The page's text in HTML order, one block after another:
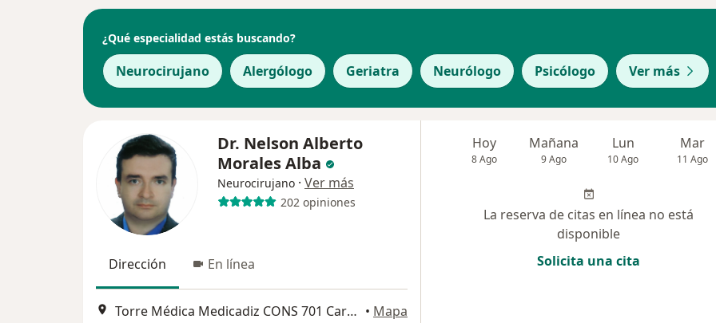
¿Qué especialidad estás buscando?
Neurocirujano Alergólogo Geriatra Neurólogo Psicólogo Ver más
Dr. Nelson Alberto
Morales Alba
Neurocirujano · Ver más
202 opiniones
Dirección En línea
Torre Médica Medicadiz CONS 701 Carrera 12 sur No. 93-21, Ibagué • Mapa
Hoy
8 Ago
Mañana
9 Ago
Lun
10 Ago
Mar
11 Ago
La reserva de citas en línea no está
disponible
Solicita una cita